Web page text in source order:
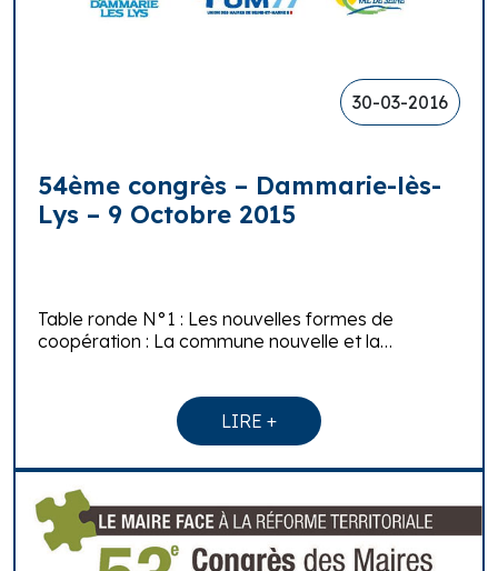
30-03-2016
54ème congrès – Dammarie-lès-
Lys – 9 Octobre 2015
Table ronde N°1 : Les nouvelles formes de
coopération : La commune nouvelle et la…
LIRE +